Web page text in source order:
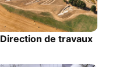
Direction de travaux